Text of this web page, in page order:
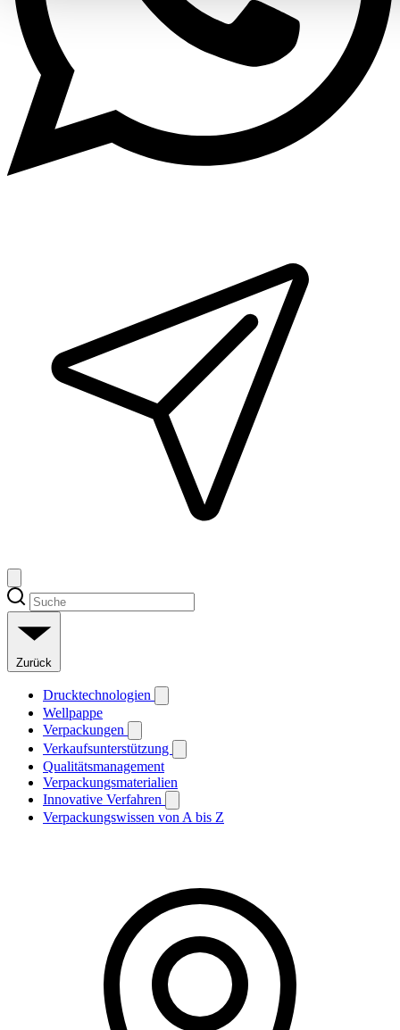
Zurück
Drucktechnologien
Wellpappe
Verpackungen
Verkaufsunterstützung
Qualitätsmanagement
Verpackungsmaterialien
Innovative Verfahren
Verpackungswissen von A bis Z